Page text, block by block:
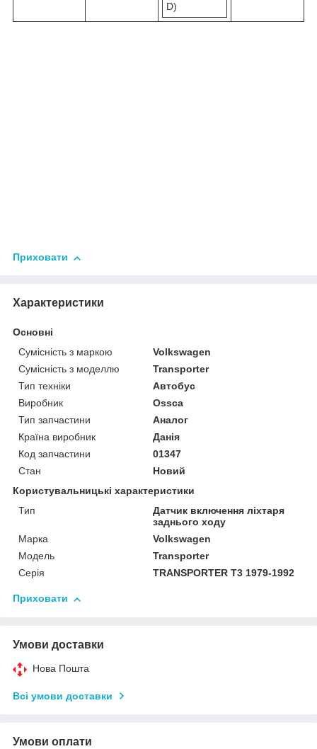
D)
Приховати
Характеристики
Основні
Сумісність з маркою
Volkswagen
Сумісність з моделлю
Transporter
Тип техніки
Автобус
Виробник
Ossca
Тип запчастини
Аналог
Країна виробник
Данія
Код запчастини
01347
Стан
Новий
Користувальницькі характеристики
Тип
Датчик включення ліхтаря
заднього ходу
Марка
Volkswagen
Модель
Transporter
Серія
TRANSPORTER T3 1979-1992
Приховати
Умови доставки
Нова Пошта
Всі умови доставки
Умови оплати